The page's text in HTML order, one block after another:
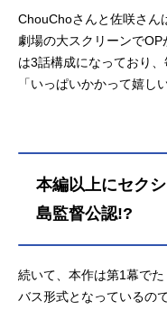
ChouChoさんと佐咲さん
劇場の大スクリーンで
は3話構成になっており、
「いっぱいかかって嬉し
本編以上にセク
島監督公認!?
続いて、本作は第1幕で
バス形式となっているの